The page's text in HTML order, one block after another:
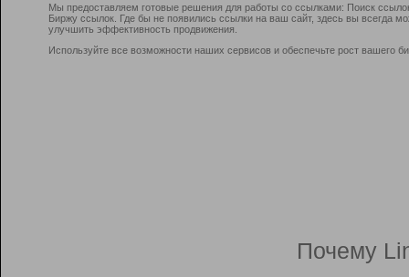
Мы предоставляем готовые решения для работы со ссылками: Поиск
Биржу ссылок. Где бы не появились ссылки на ваш сайт, здесь вы всегда
улучшить эффективность продвижения.
Используйте все возможности наших сервисов и обеспечьте рост вашего
Почему